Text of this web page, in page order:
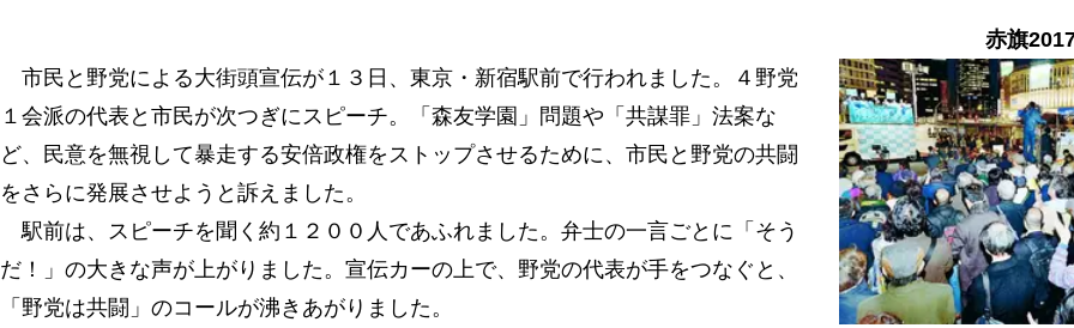
赤旗
市民と野党による大街頭宣伝が１３日、東京・新宿駅前で行われました。４野党
１会派の代表と市民が次つぎにスピーチ。「森友学園」問題や「共謀罪」法案な
ど、民意を無視して暴走する安倍政権をストップさせるために、市民と野党の共闘
をさらに発展させようと訴えました。
駅前は、スピーチを聞く約１２００人であふれました。弁士の一言ごとに「そう
だ！」の大きな声が上がりました。宣伝カーの上で、野党の代表が手をつなぐと、
「野党は共闘」のコールが沸きあがりました。